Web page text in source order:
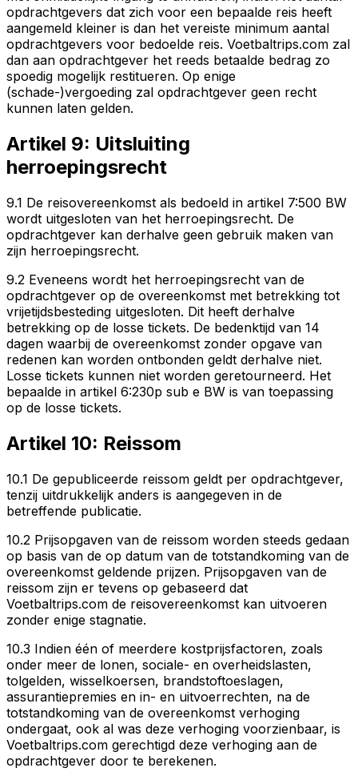
opdrachtgevers dat zich voor een bepaalde reis heeft
aangemeld kleiner is dan het vereiste minimum aantal
opdrachtgevers voor bedoelde reis. Voetbaltrips.com zal
dan aan opdrachtgever het reeds betaalde bedrag zo
spoedig mogelijk restitueren. Op enige
(schade-)vergoeding zal opdrachtgever geen recht
kunnen laten gelden.
Artikel 9: Uitsluiting
herroepingsrecht
9.1 De reisovereenkomst als bedoeld in artikel 7:500 BW
wordt uitgesloten van het herroepingsrecht. De
opdrachtgever kan derhalve geen gebruik maken van
zijn herroepingsrecht.
9.2 Eveneens wordt het herroepingsrecht van de
opdrachtgever op de overeenkomst met betrekking tot
vrijetijdsbesteding uitgesloten. Dit heeft derhalve
betrekking op de losse tickets. De bedenktijd van 14
dagen waarbij de overeenkomst zonder opgave van
redenen kan worden ontbonden geldt derhalve niet.
Losse tickets kunnen niet worden geretourneerd. Het
bepaalde in artikel 6:230p sub e BW is van toepassing
op de losse tickets.
Artikel 10: Reissom
10.1 De gepubliceerde reissom geldt per opdrachtgever,
tenzij uitdrukkelijk anders is aangegeven in de
betreffende publicatie.
10.2 Prijsopgaven van de reissom worden steeds gedaan
op basis van de op datum van de totstandkoming van de
overeenkomst geldende prijzen. Prijsopgaven van de
reissom zijn er tevens op gebaseerd dat
Voetbaltrips.com de reisovereenkomst kan uitvoeren
zonder enige stagnatie.
10.3 Indien één of meerdere kostprijsfactoren, zoals
onder meer de lonen, sociale- en overheidslasten,
tolgelden, wisselkoersen, brandstoftoeslagen,
assurantiepremies en in- en uitvoerrechten, na de
totstandkoming van de overeenkomst verhoging
ondergaat, ook al was deze verhoging voorzienbaar, is
Voetbaltrips.com gerechtigd deze verhoging aan de
opdrachtgever door te berekenen.